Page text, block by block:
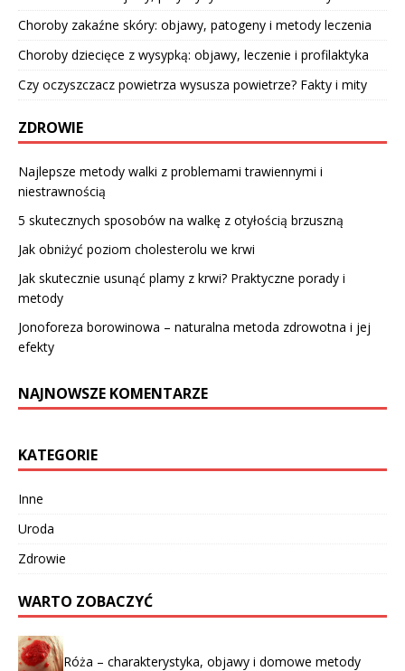
Choroby zakaźne skóry: objawy, patogeny i metody leczenia
Choroby dziecięce z wysypką: objawy, leczenie i profilaktyka
Czy oczyszczacz powietrza wysusza powietrze? Fakty i mity
ZDROWIE
Najlepsze metody walki z problemami trawiennymi i
niestrawnością
5 skutecznych sposobów na walkę z otyłością brzuszną
Jak obniżyć poziom cholesterolu we krwi
Jak skutecznie usunąć plamy z krwi? Praktyczne porady i
metody
Jonoforeza borowinowa – naturalna metoda zdrowotna i jej
efekty
NAJNOWSZE KOMENTARZE
KATEGORIE
Inne
Uroda
Zdrowie
WARTO ZOBACZYĆ
Róża – charakterystyka, objawy i domowe metody